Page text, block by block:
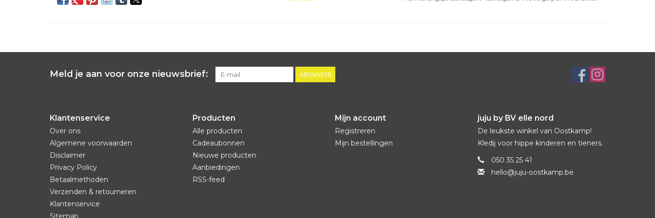
Meld je aan voor onze nieuwsbrief: ABONNEER
Klantenservice
Over ons
Algemene voorwaarden
Disclaimer
Privacy Policy
Betaalmethoden
Verzenden & retourneren
Klantenservice
Sitemap
Producten
Alle producten
Cadeaubonnen
Nieuwe producten
Aanbiedingen
RSS-feed
Mijn account
Registreren
Mijn bestellingen
juju by BV elle nord
De leukste winkel van Oostkamp!
Kledij voor hippe kinderen en tieners.
050 35 25 41
hello@juju-oostkamp.be